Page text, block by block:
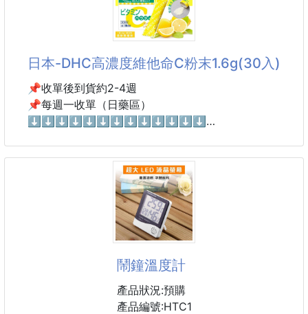
5KG以上可一周一顆)
更多商品介紹>
https://www.shop2000.com.tw/%E8%B6%A3%E5%
%B8%82%E9%9B%86/product/p56085209
日本-DHC高濃度維他命C粉末1.6g(30入)
📌收單後到貨約2-4週
📌每週一收單（日藥區）
⬇️⬇️⬇️⬇️⬇️⬇️⬇️⬇️⬇️⬇️⬇️⬇️⬇️
💗美容和元氣的必備元素
💗愛美女孩必吃的養顏聖品
一天一包就可以補充滿滿維他命C活力🍋
搭配維他命C更可促進膠原蛋白增生唷!
目前台灣沒有進的”高濃度維他命C粉”
酸酸甜甜的粉末~好吃又美顏💗
而且可幫助美白喔👸
鬧鐘溫度計
產品狀況:預購
產品編號:HTC1